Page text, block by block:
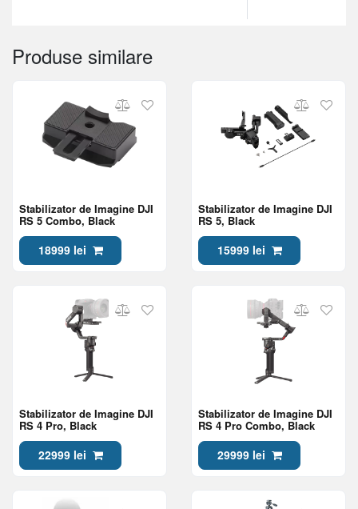
Produse similare
Stabilizator de Imagine DJI
RS 5 Combo, Black
18999 lei
Stabilizator de Imagine DJI
RS 5, Black
15999 lei
Stabilizator de Imagine DJI
RS 4 Pro, Black
22999 lei
Stabilizator de Imagine DJI
RS 4 Pro Combo, Black
29999 lei